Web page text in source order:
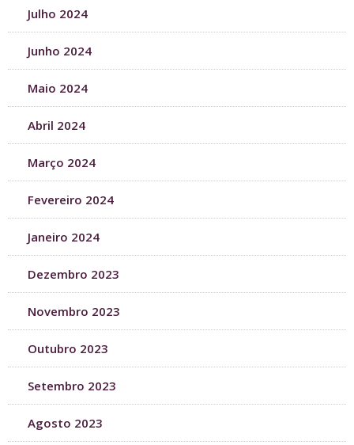
Julho 2024
Junho 2024
Maio 2024
Abril 2024
Março 2024
Fevereiro 2024
Janeiro 2024
Dezembro 2023
Novembro 2023
Outubro 2023
Setembro 2023
Agosto 2023